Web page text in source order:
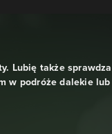
Lubię także
w podróże dalekie lub